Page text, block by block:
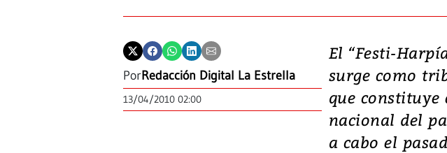
PorRedacción Digital La Estrella
13/04/2010 02:00
El “Festi-
surge como
que constituye
nacional del
a cabo el
Video,
deja
daños